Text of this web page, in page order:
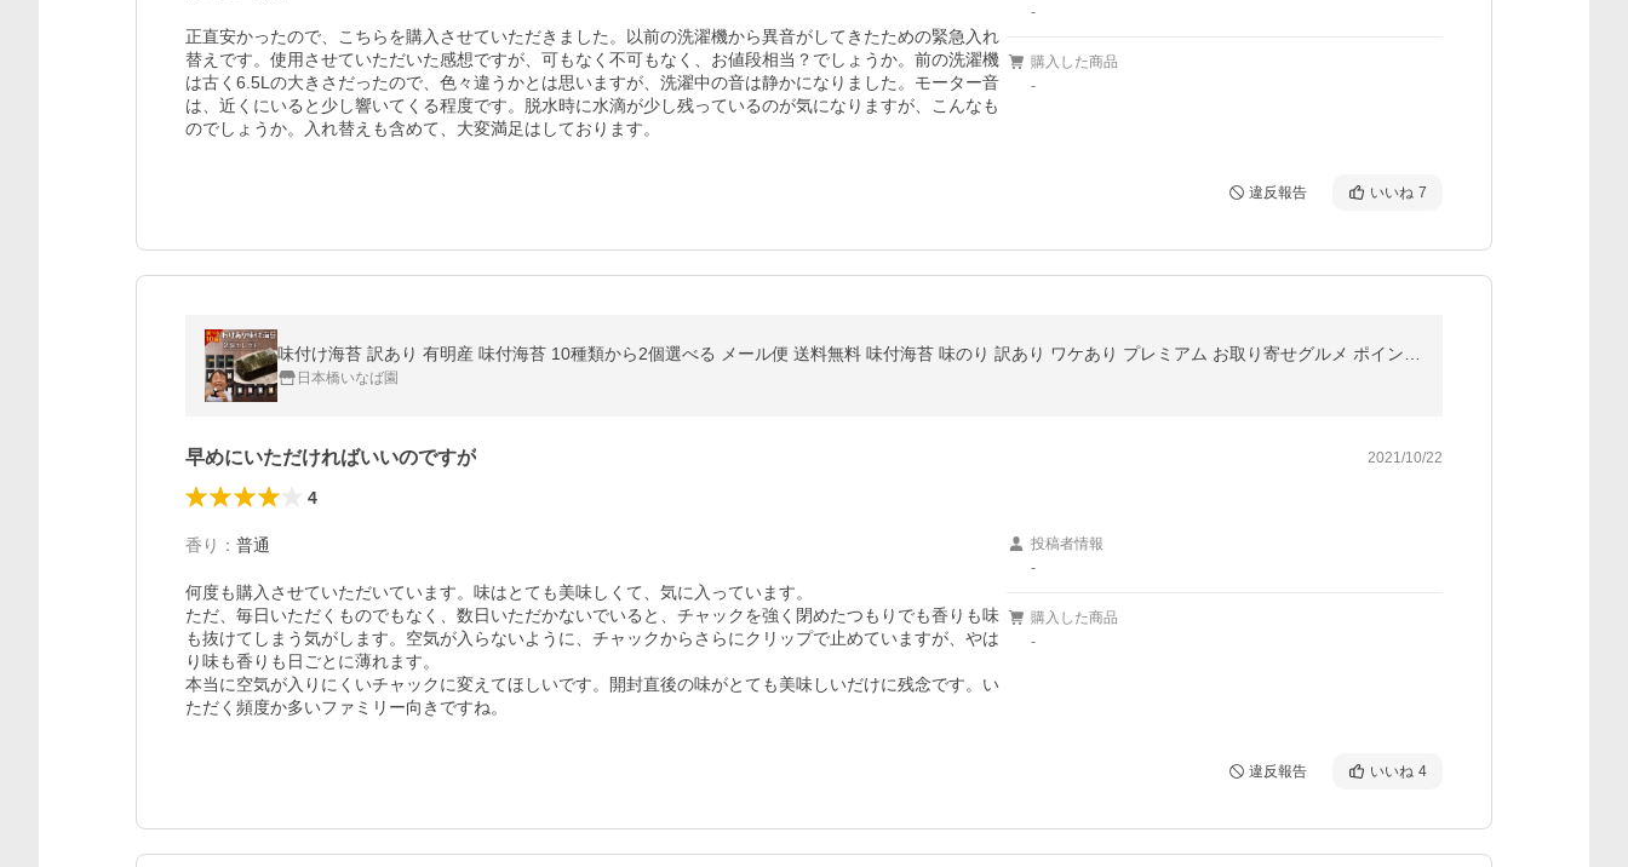
正直安かったので、こちらを購入させていただきました。以前の洗濯機から異音がしてきたための緊急入れ
替えです。使用させていただいた感想ですが、可もなく不可もなく、お値段相当？でしょうか。前の洗濯機
は古く6.5Lの大きさだったので、色々違うかとは思いますが、洗濯中の音は静かになりました。モーター音
は、近くにいると少し響いてくる程度です。脱水時に水滴が少し残っているのが気になりますが、こんなも
のでしょうか。入れ替えも含めて、大変満足はしております。
-
購入した商品
-
違反報告 いいね 7
日本橋いなば園
早めにいただければいいのですが 2021/10/22
4
香り ： 普通
何度も購入させていただいています。味はとても美味しくて、気に入っています。
ただ、毎日いただくものでもなく、数日いただかないでいると、チャックを強く閉めたつもりでも香りも味
も抜けてしまう気がします。空気が入らないように、チャックからさらにクリップで止めていますが、やは
り味も香りも日ごとに薄れます。
本当に空気が入りにくいチャックに変えてほしいです。開封直後の味がとても美味しいだけに残念です。い
ただく頻度か多いファミリー向きですね。
投稿者情報
-
購入した商品
-
違反報告 いいね 4